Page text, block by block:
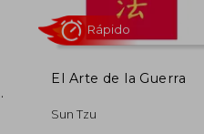
40,00 € 5%
El Arte de la Guerra
Sun Tzu